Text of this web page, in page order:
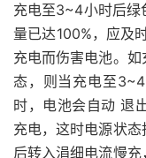
充电至3~4小时后绿
量已达100%，应及
充电而伤害电池。
态，则当充电至
时，电池会自动 退
充电，这时电源状
后转入涓细电流慢